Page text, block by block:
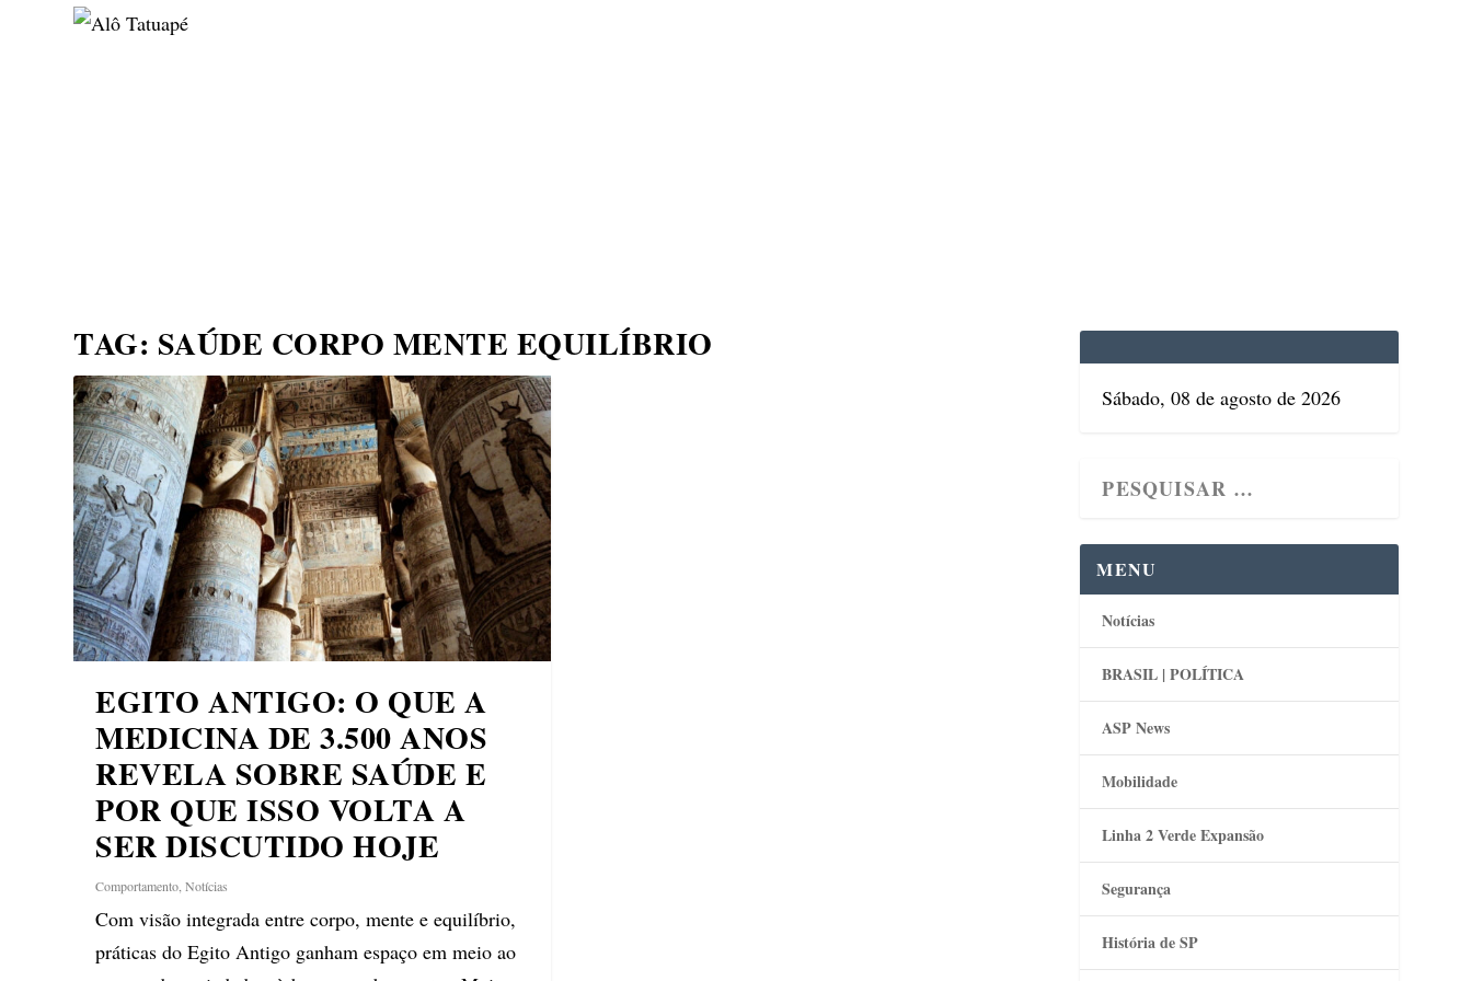
TAG: SAÚDE CORPO MENTE EQUILÍBRIO
EGITO ANTIGO: O QUE A
MEDICINA DE 3.500 ANOS
REVELA SOBRE SAÚDE E
POR QUE ISSO VOLTA A
SER DISCUTIDO HOJE
Comportamento ,Notícias
Com visão integrada entre corpo, mente e equilíbrio,
práticas do Egito Antigo ganham espaço em meio ao
Sábado, 08 de agosto de 2026
MENU
Notícias
BRASIL | POLÍTICA
ASP News
Mobilidade
Linha 2 Verde Expansão
Segurança
História de SP